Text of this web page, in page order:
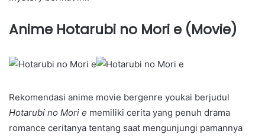
Anime Hotarubi no Mori e (Movie)
Rekomendasi anime movie bergenre youkai berjudul
Hotarubi no Mori e memiliki cerita yang penuh drama
romance ceritanya tentang saat mengunjungi pamannya